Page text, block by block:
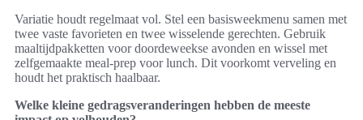
Variatie houdt regelmaat vol. Stel een basisweekmenu samen met
twee vaste favorieten en twee wisselende gerechten. Gebruik
maaltijdpakketten voor doordeweekse avonden en wissel met
zelfgemaakte meal-prep voor lunch. Dit voorkomt verveling en
houdt het praktisch haalbaar.
Welke kleine gedragsveranderingen hebben de meeste